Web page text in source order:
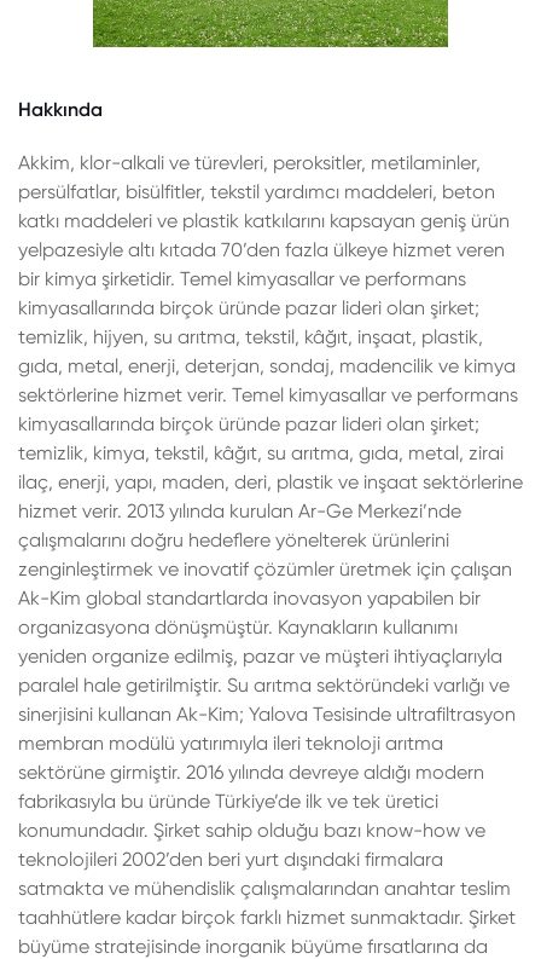
Hakkında
Akkim, klor-alkali ve türevleri, peroksitler, metilaminler,
persülfatlar, bisülfitler, tekstil yardımcı maddeleri, beton
katkı maddeleri ve plastik katkılarını kapsayan geniş ürün
yelpazesiyle altı kıtada 70’den fazla ülkeye hizmet veren
bir kimya şirketidir. Temel kimyasallar ve performans
kimyasallarında birçok üründe pazar lideri olan şirket;
temizlik, hijyen, su arıtma, tekstil, kâğıt, inşaat, plastik,
gıda, metal, enerji, deterjan, sondaj, madencilik ve kimya
sektörlerine hizmet verir. Temel kimyasallar ve performans
kimyasallarında birçok üründe pazar lideri olan şirket;
temizlik, kimya, tekstil, kâğıt, su arıtma, gıda, metal, zirai
ilaç, enerji, yapı, maden, deri, plastik ve inşaat sektörlerine
hizmet verir. 2013 yılında kurulan Ar-Ge Merkezi’nde
çalışmalarını doğru hedeﬂere yönelterek ürünlerini
zenginleştirmek ve inovatif çözümler üretmek için çalışan
Ak-Kim global standartlarda inovasyon yapabilen bir
organizasyona dönüşmüştür. Kaynakların kullanımı
yeniden organize edilmiş, pazar ve müşteri ihtiyaçlarıyla
paralel hale getirilmiştir. Su arıtma sektöründeki varlığı ve
sinerjisini kullanan Ak-Kim; Yalova Tesisinde ultrafiltrasyon
membran modülü yatırımıyla ileri teknoloji arıtma
sektörüne girmiştir. 2016 yılında devreye aldığı modern
fabrikasıyla bu üründe Türkiye’de ilk ve tek üretici
konumundadır. Şirket sahip olduğu bazı know-how ve
teknolojileri 2002’den beri yurt dışındaki firmalara
satmakta ve mühendislik çalışmalarından anahtar teslim
taahhütlere kadar birçok farklı hizmet sunmaktadır. Şirket
büyüme stratejisinde inorganik büyüme fırsatlarına da